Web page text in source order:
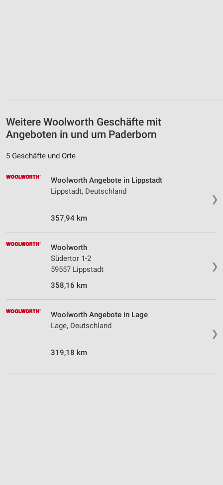
Weitere Woolworth Geschäfte mit
Angeboten in und um Paderborn
5 Geschäfte und Orte
❯
Woolworth Angebote in Lippstadt
Lippstadt, Deutschland
357,94 km
❯
Woolworth
Südertor 1-2
59557 Lippstadt
358,16 km
❯
Woolworth Angebote in Lage
Lage, Deutschland
319,18 km